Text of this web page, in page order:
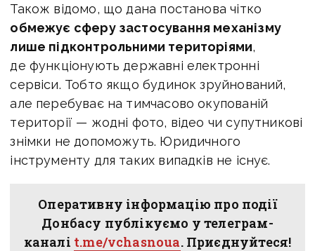
Також відомо, що дана постанова чітко
обмежує сферу застосування механізму
лише підконтрольними територіями,
де функціонують державні електронні
сервіси. Тобто якщо будинок зруйнований,
але перебуває на тимчасово окупованій
території — жодні фото, відео чи супутникові
знімки не допоможуть. Юридичного
інструменту для таких випадків не існує.
Оперативну інформацію про події
Донбасу публікуємо у телеграм-
каналі t.me/vchasnoua. Приєднуйтеся!